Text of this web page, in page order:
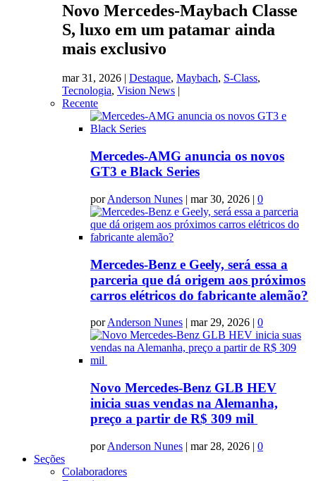
Novo Mercedes-Maybach Classe
S, luxo em um patamar ainda
mais exclusivo
mar 31, 2026 | Destaque, Maybach, S-Class,
Tecnologia, Vision News |
Recente
Mercedes-AMG anuncia os novos
GT3 e Black Series
porAnderson Nunes | mar 30, 2026 | 0
Mercedes-Benz e Geely, será essa a
parceria que dá origem aos próximos
carros elétricos do fabricante alemão?
porAnderson Nunes | mar 29, 2026 | 0
Novo Mercedes-Benz GLB HEV
inicia suas vendas na Alemanha,
preço a partir de R$ 309 mil
porAnderson Nunes | mar 28, 2026 | 0
Seções
Colaboradores